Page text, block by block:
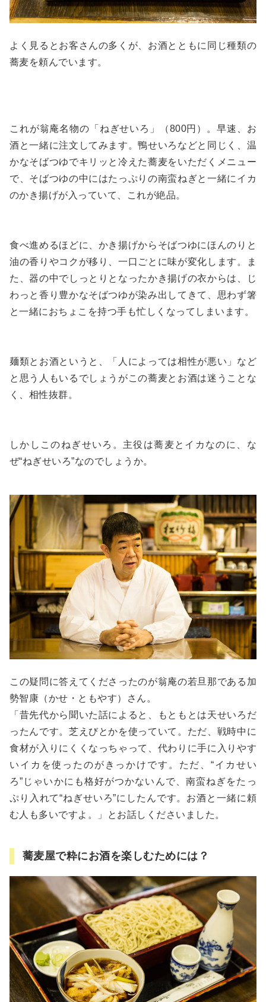
よく見るとお客さんの多くが、お酒とともに同じ種類の
蕎麦を頼んでいます。
これが翁庵名物の「ねぎせいろ」（800円）。早速、お
酒と一緒に注文してみます。鴨せいろなどと同じく、温
かなそばつゆでキリッと冷えた蕎麦をいただくメニュー
で、そばつゆの中にはたっぷりの南蛮ねぎと一緒にイカ
のかき揚げが入っていて、これが絶品。
食べ進めるほどに、かき揚げからそばつゆにほんのりと
油の香りやコクが移り、一口ごとに味が変化します。ま
た、器の中でしっとりとなったかき揚げの衣からは、じ
わっと香り豊かなそばつゆが染み出してきて、思わず箸
と一緒におちょこを持つ手も忙しくなってしまいます。
麺類とお酒というと、「人によっては相性が悪い」など
と思う人もいるでしょうがこの蕎麦とお酒は迷うことな
く、相性抜群。
しかしこのねぎせいろ。主役は蕎麦とイカなのに、な
ぜ“ねぎせいろ”なのでしょうか。
この疑問に答えてくださったのが翁庵の若旦那である加
勢智康（かせ・ともやす）さん。
「昔先代から聞いた話によると、もともとは天せいろだ
ったんです。芝えびとかを使っていて。ただ、戦時中に
食材が入りにくくなっちゃって、代わりに手に入りやす
いイカを使ったのがきっかけです。ただ、“イカせい
ろ”じゃいかにも格好がつかないんで、南蛮ねぎをたっ
ぷり入れて“ねぎせいろ”にしたんです。お酒と一緒に頼
む人も多いですよ。」とお話しくださいました。
蕎麦屋で粋にお酒を楽しむためには？